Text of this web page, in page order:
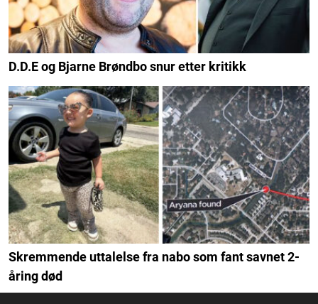
D.D.E og Bjarne Brøndbo snur etter kritikk
Skremmende uttalelse fra nabo som fant savnet 2-
åring død